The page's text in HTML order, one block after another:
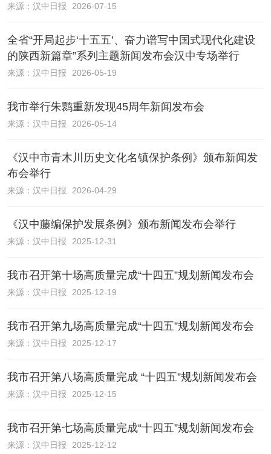
来源： 汉中日报 2026-07-15
全省“开局起步‘十五五’、奋力谱写中国式现代化建设
的陕西新篇章”系列主题新闻发布会汉中专场举行
来源： 汉中日报 2026-05-19
我市举行朱鹮重新发现45周年新闻发布会
来源： 汉中日报 2026-05-14
《汉中市青木川历史文化名镇保护条例》颁布新闻发
布会举行
来源： 汉中日报 2026-04-29
《汉中藤编保护发展条例》颁布新闻发布会举行
来源： 汉中日报 2025-12-31
我市召开第十场高质量完成“十四五”规划新闻发布会
来源： 汉中日报 2025-12-19
我市召开第九场高质量完成“十四五”规划新闻发布会
来源： 汉中日报 2025-12-17
我市召开第八场高质量完成 “十四五”规划新闻发布会
来源： 汉中日报 2025-12-15
我市召开第七场高质量完成“十四五”规划新闻发布会
来源： 汉中日报 2025-12-12